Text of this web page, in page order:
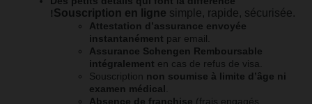
!Souscription en ligne simple, rapide, sécurisée.
Attestation d’assurance envoyée
instantanément par email.
Assurance Schengen Remboursable
intégralement en cas de refus de visa.
Souscription non soumise à limite d’âge ni
examen médical
Absence de franchise (frais engagés